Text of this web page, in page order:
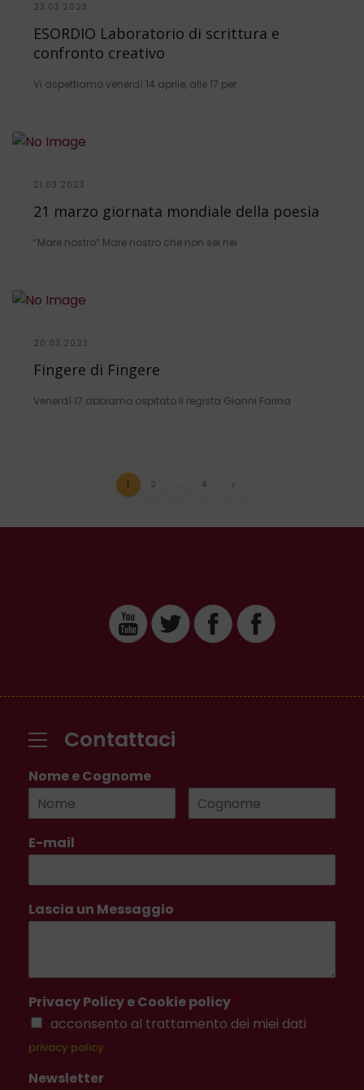
23.03.2023
ESORDIO Laboratorio di scrittura e
confronto creativo
Vi aspettiamo venerdì 14 aprile, alle 17 per
21.03.2023
21 marzo giornata mondiale della poesia
“Mare nostro” Mare nostro che non sei nei
20.03.2023
Fingere di Fingere
Venerdì 17 abbiamo ospitato il regista Gianni Farina
1 2 4
Contattaci
Nome e Cognome *
E-mail *
Lascia un Messaggio
Privacy Policy e Cookie policy *
acconsento al trattamento dei miei dati
privacy policy
Newsletter